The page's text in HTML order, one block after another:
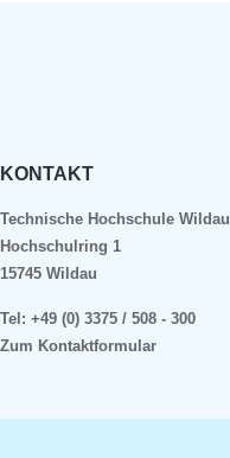
KONTAKT
Technische Hochschule Wildau
Hochschulring 1
15745 Wildau
Tel: +49 (0) 3375 / 508 - 300
Zum Kontaktformular